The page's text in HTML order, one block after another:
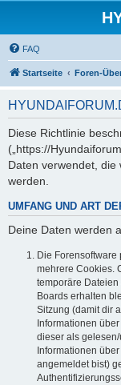
FAQ
Startseite Foren-
Diese Richtlinie
(„https://
Daten verwendet,
werden.
UMFANG UND ART
Deine Daten werden
Die
mehrere Cookies.
temporäre
Boards erhalten
Sitzung (damit dir
Informationen
dieser als
Informationen
angemeldet bist)